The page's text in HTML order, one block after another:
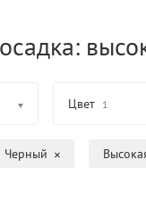
Цвет 1
Черный